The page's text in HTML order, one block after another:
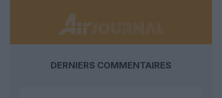
DERNIERS COMMENTAIRES